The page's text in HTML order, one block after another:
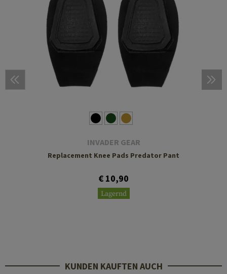
INVADER GEAR
Replacement Knee Pads Predator Pant
€ 10,90
Lagernd
KUNDEN KAUFTEN AUCH